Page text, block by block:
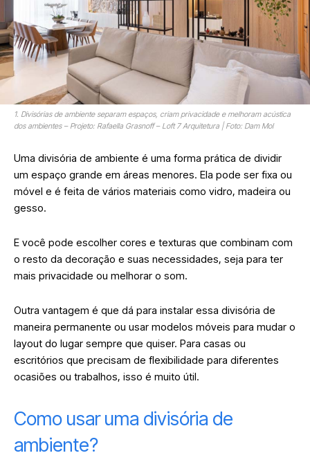
1. Divisórias de ambiente separam espaços, criam privacidade e melhoram acústica
dos ambientes – Projeto: Rafaella Grasnoff – Loft 7 Arquitetura | Foto: Dam Mol
Uma divisória de ambiente é uma forma prática de dividir
um espaço grande em áreas menores. Ela pode ser fixa ou
móvel e é feita de vários materiais como vidro, madeira ou
gesso.
E você pode escolher cores e texturas que combinam com
o resto da decoração e suas necessidades, seja para ter
mais privacidade ou melhorar o som.
Outra vantagem é que dá para instalar essa divisória de
maneira permanente ou usar modelos móveis para mudar o
layout do lugar sempre que quiser. Para casas ou
escritórios que precisam de flexibilidade para diferentes
ocasiões ou trabalhos, isso é muito útil.
Como usar uma divisória de
ambiente?